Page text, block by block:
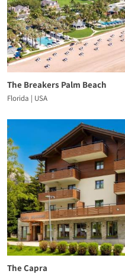
The Breakers Palm Beach
Florida | USA
The Capra